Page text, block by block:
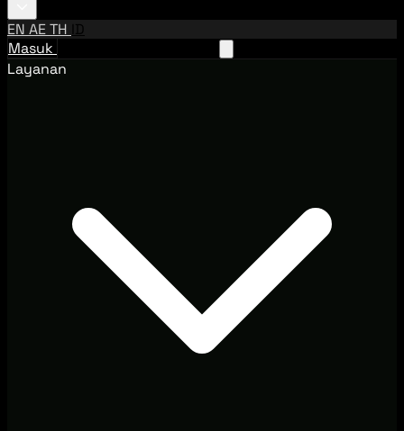
EN AETH ID
Masuk
Layanan